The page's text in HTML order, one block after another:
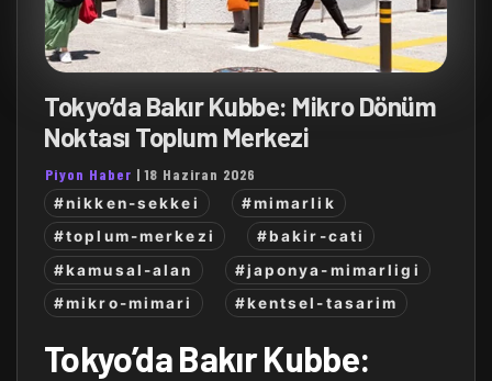
Tokyo’da Bakır Kubbe: Mikro Dönüm
Noktası Toplum Merkezi
Piyon Haber |18 Haziran 2026
#nikken-sekkei
#mimarlik
#toplum-merkezi
#bakir-cati
#kamusal-alan
#japonya-mimarligi
#mikro-mimari
#kentsel-tasarim
Tokyo’da Bakır Kubbe: